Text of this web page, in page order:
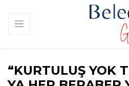
“KURTULUŞ YOK